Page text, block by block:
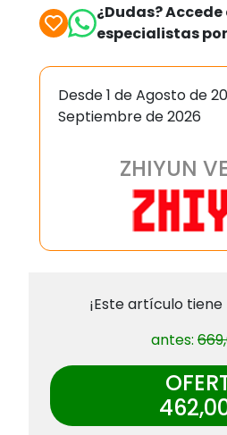
¿Dudas?
especialistas
Desde 1 de Agosto de
Septiembre de 2026
ZHIYUN
¡Este artículo
antes: